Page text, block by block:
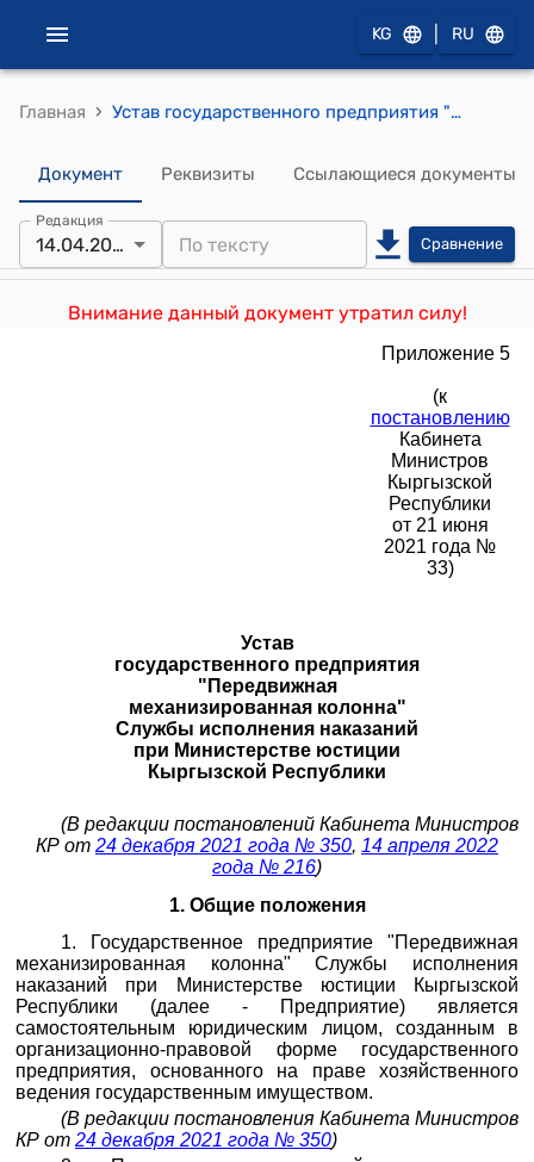
KG RU
Главная › Устав государственного предприятия "Передвижная механизированная колонна" Службы исполнения наказаний при Министерстве юстиции Кыргызской Республики (к постановлению Кабинета Министров Кыргызской Республики от 21 июня 2021 года № 33)
Документ Реквизиты Ссылающиеся документы
Редакция
14.04.2022 Сравнение
Внимание данный документ утратил силу!